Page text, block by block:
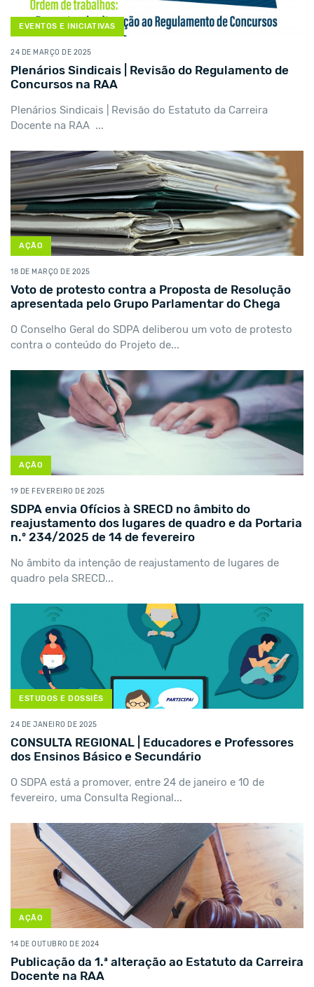
EVENTOS E INICIATIVAS
24 DE MARÇO DE 2025
Plenários Sindicais | Revisão do Regulamento de
Concursos na RAA
Plenários Sindicais | Revisão do Estatuto da Carreira
Docente na RAA ...
AÇÃO
18 DE MARÇO DE 2025
Voto de protesto contra a Proposta de Resolução
apresentada pelo Grupo Parlamentar do Chega
O Conselho Geral do SDPA deliberou um voto de protesto
contra o conteúdo do Projeto de...
AÇÃO
19 DE FEVEREIRO DE 2025
SDPA envia Ofícios à SRECD no âmbito do
reajustamento dos lugares de quadro e da Portaria
n.º 234/2025 de 14 de fevereiro
No âmbito da intenção de reajustamento de lugares de
quadro pela SRECD...
ESTUDOS E DOSSIÊS
24 DE JANEIRO DE 2025
CONSULTA REGIONAL | Educadores e Professores
dos Ensinos Básico e Secundário
O SDPA está a promover, entre 24 de janeiro e 10 de
fevereiro, uma Consulta Regional...
AÇÃO
14 DE OUTUBRO DE 2024
Publicação da 1.ª alteração ao Estatuto da Carreira
Docente na RAA